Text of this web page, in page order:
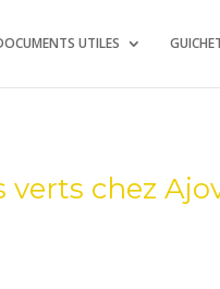
UTILES
chez